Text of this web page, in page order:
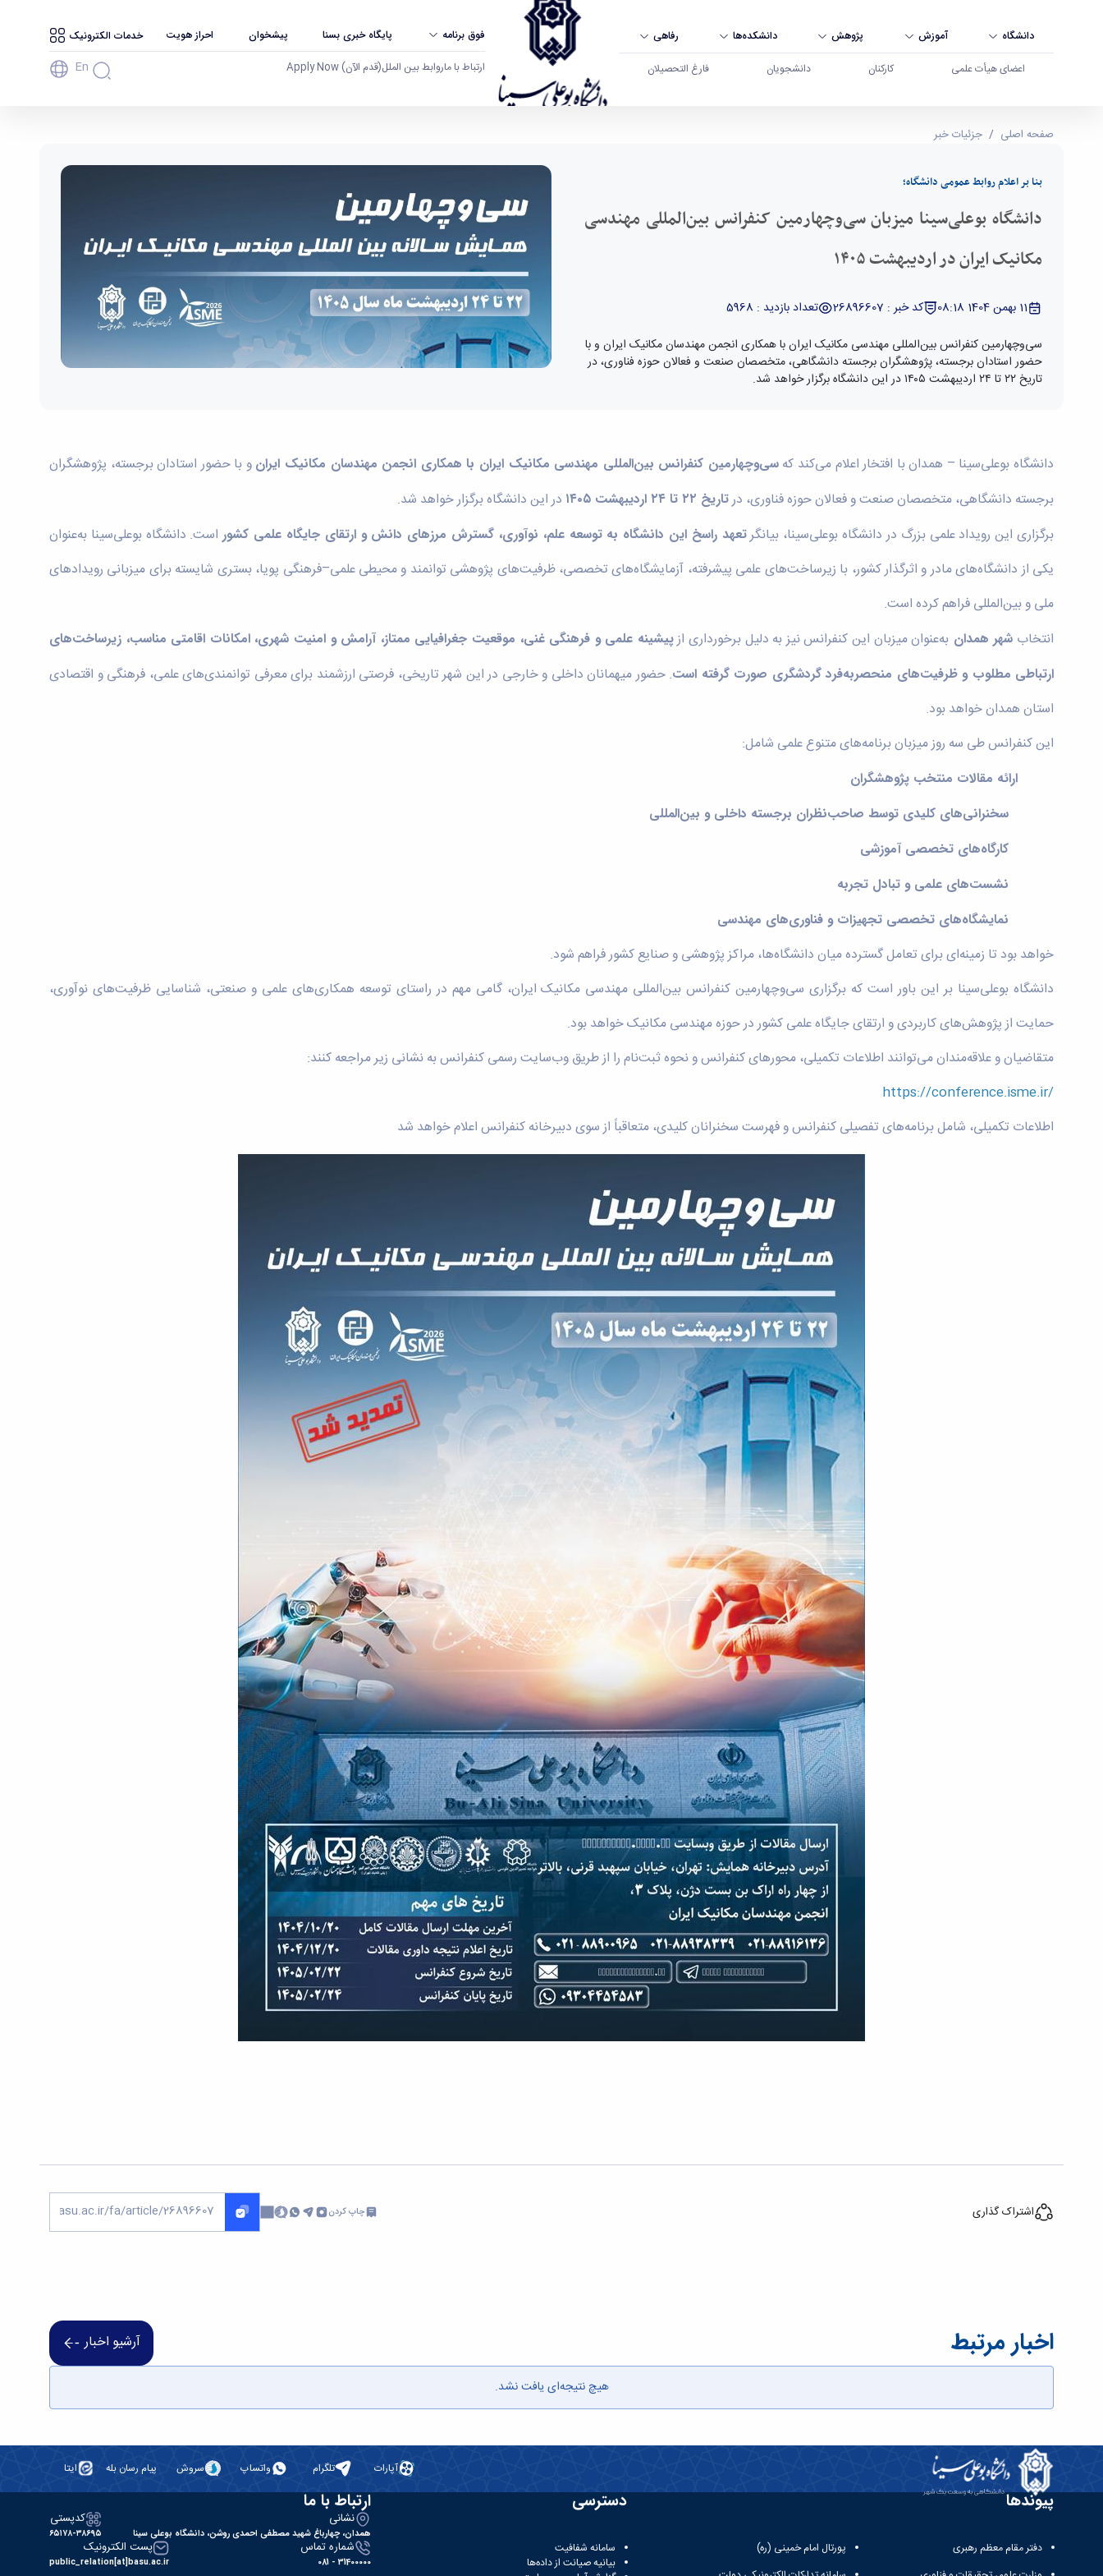
دانشگاه آموزش پژوهش دانشکده‌ها رفاهی
اعضای هیأت علمی کارکنان دانشجویان فارغ التحصیلان
فوق برنامه پایگاه خبری بسنا پیشخوان احراز هویت خدمات الکترونیک
ارتباط با ماروابط بین الملل(قدم الآن) Apply Now En
دانشگاه بوعلی‌سینا میزبان سی‌وچهارمین کنفرانس بین‌المللی مهندسی مکانیک ایران در اردیبهشت ۱۴۰۵ - دانشگاه بوعلی سینا همدان
صفحه اصلی جزئیات خبر
بنا بر اعلام روابط عمومی دانشگاه؛
دانشگاه بوعلی‌سینا میزبان سی‌وچهارمین کنفرانس بین‌المللی مهندسی
مکانیک ایران در اردیبهشت ۱۴۰۵
11 بهمن 1404 08:18 کد خبر : 26896607
تعداد بازدید : 5968
سی‌وچهارمین کنفرانس بین‌المللی مهندسی مکانیک ایران با همکاری انجمن مهندسان مکانیک ایران و با
حضور استادان برجسته، پژوهشگران برجسته دانشگاهی، متخصصان صنعت و فعالان حوزه فناوری، در
تاریخ ۲۲ تا ۲۴ اردیبهشت ۱۴۰۵ در این دانشگاه برگزار خواهد شد.
دانشگاه بوعلی‌سینا – همدان با افتخار اعلام می‌کند کهسی‌وچهارمین کنفرانس بین‌المللی مهندسی مکانیک ایران با همکاری انجمن مهندسان مکانیک ایران و با حضور استادان برجسته، پژوهشگران
برجسته دانشگاهی، متخصصان صنعت و فعالان حوزه فناوری، درتاریخ ۲۲ تا ۲۴ اردیبهشت ۱۴۰۵
در این دانشگاه برگزار خواهد شد.
برگزاری این رویداد علمی بزرگ در دانشگاه بوعلی‌سینا، بیانگرتعهد راسخ این دانشگاه به توسعه علم، نوآوری، گسترش مرزهای دانش و ارتقای جایگاه علمی کشوراست. دانشگاه بوعلی‌سینا به‌عنوان
یکی از دانشگاه‌های مادر و اثرگذار کشور، با زیرساخت‌های علمی پیشرفته، آزمایشگاه‌های تخصصی، ظرفیت‌های پژوهشی توانمند و محیطی علمی–فرهنگی پویا، بستری شایسته برای میزبانی رویدادهای
ملی و بین‌المللی فراهم کرده است.
انتخاب شهر همدان به‌عنوان میزبان این کنفرانس نیز به دلیل برخورداری ازپیشینه علمی و فرهنگی غنی، موقعیت جغرافیایی ممتاز، آرامش و امنیت شهری، امکانات اقامتی مناسب، زیرساخت‌های
ارتباطی مطلوب و ظرفیت‌های منحصربه‌فرد گردشگری صورت گرفته است. حضور میهمانان داخلی و خارجی در این شهر تاریخی، فرصتی ارزشمند برای معرفی توانمندی‌های علمی، فرهنگی و اقتصادی
استان همدان خواهد بود.
این کنفرانس طی سه روز میزبان برنامه‌های متنوع علمی شامل:
ارائه مقالات منتخب پژوهشگران
سخنرانی‌های کلیدی توسط صاحب‌نظران برجسته داخلی و بین‌المللی
کارگاه‌های تخصصی آموزشی
نشست‌های علمی و تبادل تجربه
نمایشگاه‌های تخصصی تجهیزات و فناوری‌های مهندسی
خواهد بود تا زمینه‌ای برای تعامل گسترده میان دانشگاه‌ها، مراکز پژوهشی و صنایع کشور فراهم شود.
دانشگاه بوعلی‌سینا بر این باور است که برگزاری سی‌وچهارمین کنفرانس بین‌المللی مهندسی مکانیک ایران، گامی مهم در راستای توسعه همکاری‌های علمی و صنعتی، شناسایی ظرفیت‌های نوآوری،
حمایت از پژوهش‌های کاربردی و ارتقای جایگاه علمی کشور در حوزه مهندسی مکانیک خواهد بود.
متقاضیان و علاقه‌مندان می‌توانند اطلاعات تکمیلی، محورهای کنفرانس و نحوه ثبت‌نام را از طریق وب‌سایت رسمی کنفرانس به نشانی زیر مراجعه کنند:
/https://conference.isme.ir
اطلاعات تکمیلی، شامل برنامه‌های تفصیلی کنفرانس و فهرست سخنرانان کلیدی، متعاقباً از سوی دبیرخانه کنفرانس اعلام خواهد شد
اشتراک گذاری چاپ کردن
اخبار مرتبط آرشیو اخبار
هیچ نتیجه‌ای یافت نشد.
آپارات تلگرام واتساپ سروش پیام رسان بله ایتا
پیوندها
دفتر مقام معظم رهبری
پورتال امام خمینی (ره)
دسترسی
سامانه شفافیت
بیانیه صیانت از داده‌ها
ارتباط با ما
نشانی
همدان، چهارباغ شهید مصطفی احمدی روشن، دانشگاه بوعلی سینا
کدپستی
۶۵۱۷۸-۳۸۶۹۵
شماره تماس
31400000 - 081
پست الکترونیک
public_relation[at]basu.ac.ir